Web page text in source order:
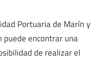
Portuaria de Marín y
puede encontrar una
de realizar el